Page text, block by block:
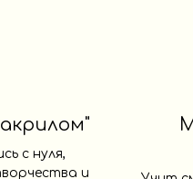
с нуля,
и